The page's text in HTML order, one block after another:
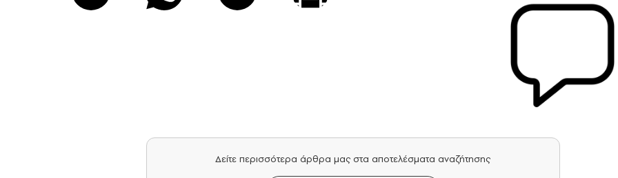
Δείτε περισσότερα άρθρα μας στα αποτελέσματα αναζήτησης